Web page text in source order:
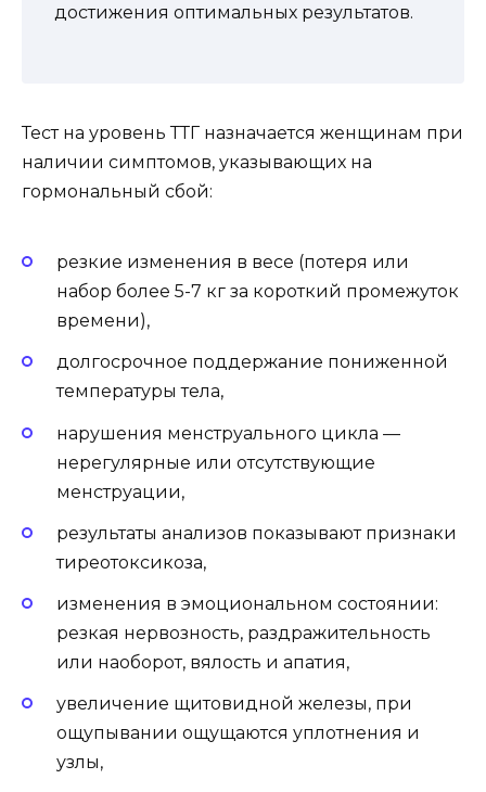
достижения оптимальных результатов.
Тест на уровень ТТГ назначается женщинам при
наличии симптомов, указывающих на
гормональный сбой:
резкие изменения в весе (потеря или
набор более 5-7 кг за короткий промежуток
времени),
долгосрочное поддержание пониженной
температуры тела,
нарушения менструального цикла —
нерегулярные или отсутствующие
менструации,
результаты анализов показывают признаки
тиреотоксикоза,
изменения в эмоциональном состоянии:
резкая нервозность, раздражительность
или наоборот, вялость и апатия,
увеличение щитовидной железы, при
ощупывании ощущаются уплотнения и
узлы,